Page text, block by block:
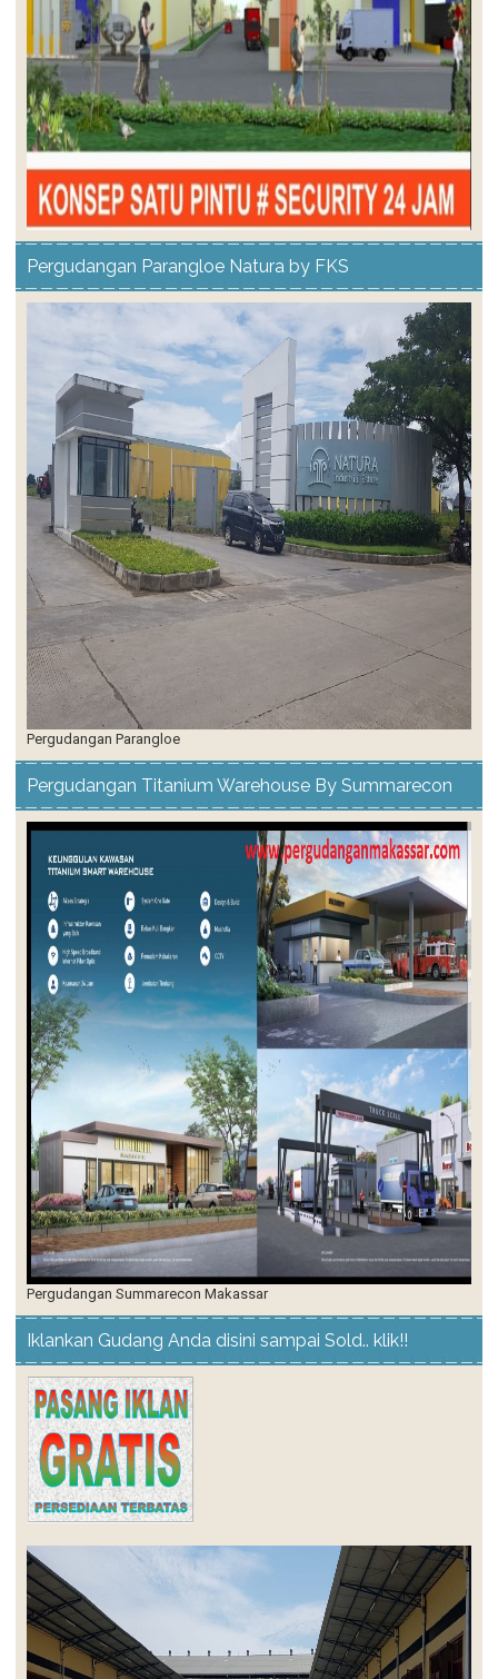
Pergudangan Parangloe Natura by FKS
Pergudangan Parangloe
Pergudangan Titanium Warehouse By Summarecon
Pergudangan Summarecon Makassar
Iklankan Gudang Anda disini sampai Sold.. klik!!